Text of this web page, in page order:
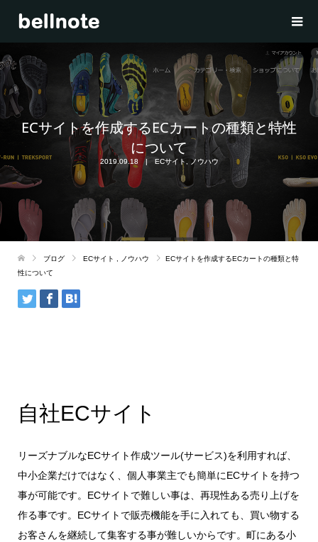
ECサイトを作成するECカートの種類と特性
について
2019.09.18 ECサイト ノウハウ
ブログ ECサイト ノウハウ
ECサイトを作成するECカートの種類と特
性について
自社ECサイト
リーズナブルなECサイト作成ツール(サービス)を利用すれば、
中小企業だけではなく、個人事業主でも簡単にECサイトを持つ
事が可能です。ECサイトで難しい事は、再現性ある売り上げを
作る事です。ECサイトで販売機能を手に入れても、買い物する
お客さんを継続して集客する事が難しいからです。町にある小